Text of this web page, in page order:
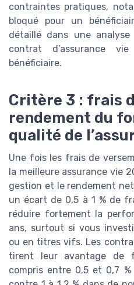
contraintes pratiques,
bloqué pour un
détaillé dans une
contrat d’assurance
bénéficiaire.
Critère 3 : frais
rendement du
qualité de
Une fois les frais de
la meilleure assurance vie
gestion et le rendement
un écart de 0,5 à 1 % de
réduire fortement la
ans, surtout si vous
ou en titres vifs. Les
tirent leur avantage de
compris entre 0,5 et 0,7